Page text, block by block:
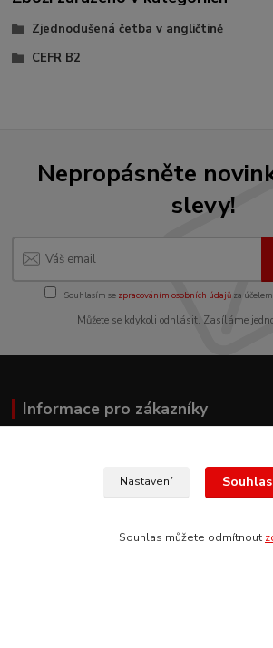
Zjednodušená četba v angličtině
CEFR B2
Nepropásněte
slevy!
Souhlasím se zpracováním osobních údajůza
Můžete se kdykoli odhlásit. Zasíláme
Informace pro zákazníky
Obchodní podmínky
Nastavení
Souhlas můžete odmítnout